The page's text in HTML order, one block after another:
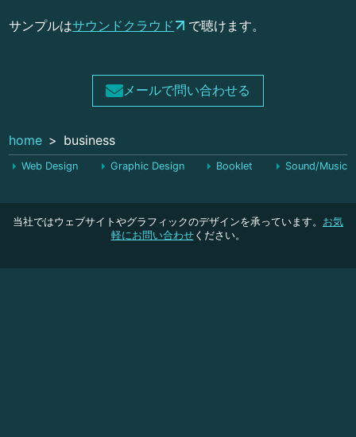
サンプルはサウンドクラウド で聴けます。
メールで問い合わせる
home business
Web Design Graphic Design Booklet Sound/Music
当社ではウェブサイトやグラフィックのデザインを承っています。 お気
軽にお問い合わせください。